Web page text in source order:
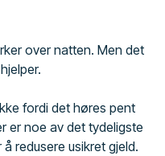
over natten. Men det
fordi det høres pent
er noe av det tydeligste
redusere usikret gjeld.